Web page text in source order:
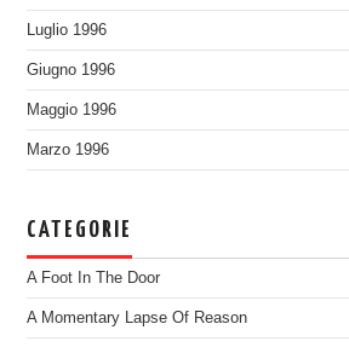
Luglio 1996
Giugno 1996
Maggio 1996
Marzo 1996
CATEGORIE
A Foot In The Door
A Momentary Lapse Of Reason